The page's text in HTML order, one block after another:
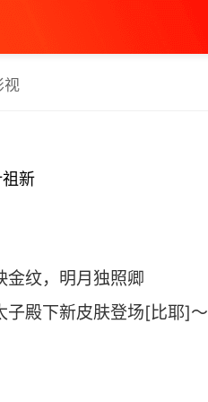
视
新
纹，明月独照卿
子殿下新皮肤登场[比耶]～